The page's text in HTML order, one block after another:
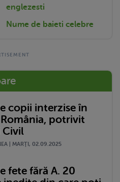
englezesti
Nume de baieti celebre
copii interzise în
potrivit
Civil
| MARŢI, 02.09.2025
fete fără A. 20